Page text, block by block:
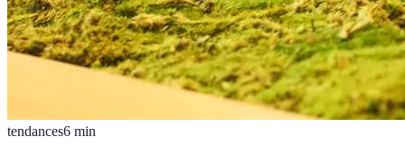
tendances6 min